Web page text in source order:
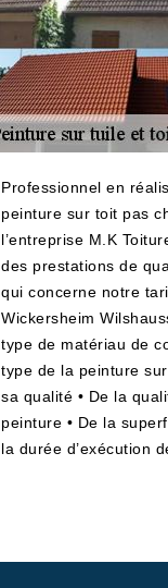
Professionnel en
peinture sur toit pas
l’entreprise M.K
des prestations de
qui concerne notre
Wickersheim
type de matériau de
type de la peinture
sa qualité • De la
peinture • De la
la durée d’exécution